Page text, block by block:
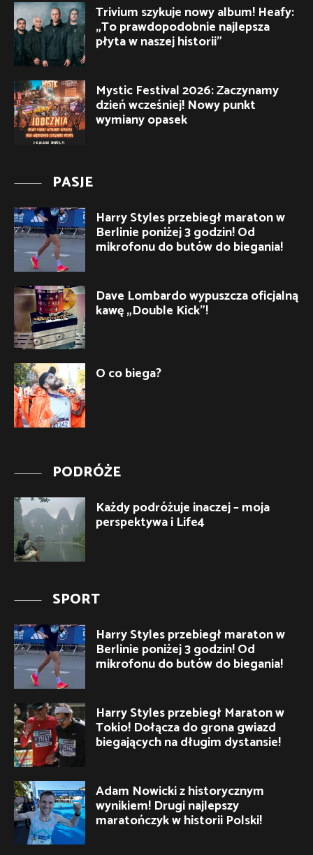
Trivium szykuje nowy album! Heafy:
„To prawdopodobnie najlepsza
płyta w naszej historii”
Mystic Festival 2026: Zaczynamy
dzień wcześniej! Nowy punkt
wymiany opasek
PASJE
Harry Styles przebiegł maraton w
Berlinie poniżej 3 godzin! Od
mikrofonu do butów do biegania!
Dave Lombardo wypuszcza oficjalną
kawę „Double Kick”!
O co biega?
PODRÓŻE
Każdy podróżuje inaczej – moja
perspektywa i Life4
SPORT
Harry Styles przebiegł maraton w
Berlinie poniżej 3 godzin! Od
mikrofonu do butów do biegania!
Harry Styles przebiegł Maraton w
Tokio! Dołącza do grona gwiazd
biegających na długim dystansie!
Adam Nowicki z historycznym
wynikiem! Drugi najlepszy
maratończyk w historii Polski!